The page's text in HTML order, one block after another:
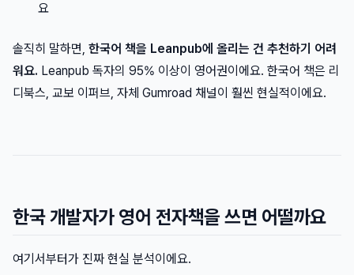
요
솔직히 말하면, 한국어 책을 Leanpub에 올리는 건 추천하기 어려
워요. Leanpub 독자의 95% 이상이 영어권이에요. 한국어 책은 리
디북스, 교보 이퍼브, 자체 Gumroad 채널이 훨씬 현실적이에요.
한국 개발자가 영어 전자책을 쓰면 어떨까요
여기서부터가 진짜 현실 분석이에요.